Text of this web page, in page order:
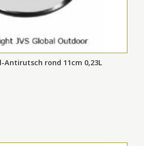
Antirutsch rond 11cm 0,23L